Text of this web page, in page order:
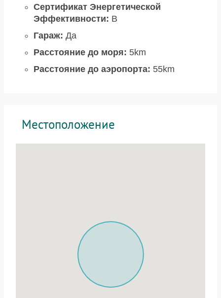
Сертификат Энергетической
Эффективности: B
Гараж: Да
Расстояние до моря: 5km
Расстояние до аэропорта: 55km
Местоположение